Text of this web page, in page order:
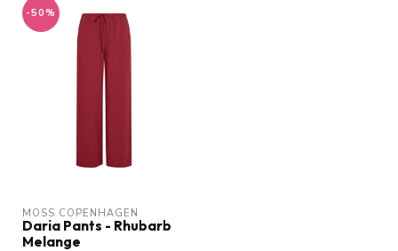
-50%
MOSS COPENHAGEN
Daria Pants - Rhubarb
Melange